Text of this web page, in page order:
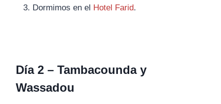
Dormimos en el
Hotel Farid.
Día 2 – Tambacounda y
Wassadou